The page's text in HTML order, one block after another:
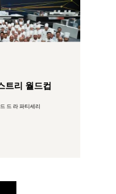
트리 월드컵
드 라 파티세리